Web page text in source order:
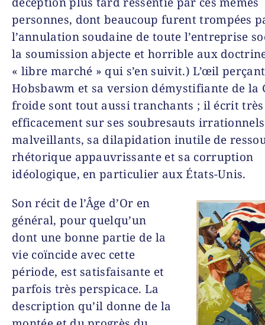
personnes, dont beaucoup furent trompées
l’annulation soudaine de toute l’entreprise
la soumission abjecte et horrible aux
« libre marché » qui s’en suivit.) L’œil
Hobsbawm et sa version démystifiante de la
froide sont tout aussi tranchants ; il écrit très
efficacement sur ses soubresauts
malveillants, sa dilapidation inutile de
rhétorique appauvrissante et sa corruption
idéologique, en particulier aux États-Unis.
Son récit de l’Âge d’Or en
général, pour quelqu’un
dont une bonne partie de la
vie coïncide avec cette
période, est satisfaisante et
parfois très perspicace. La
description qu’il donne de la